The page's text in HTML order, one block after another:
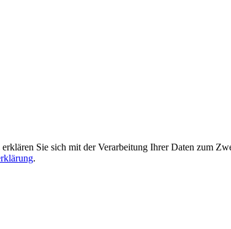
Sie sich mit der Verarbeitung Ihrer Daten zum
.